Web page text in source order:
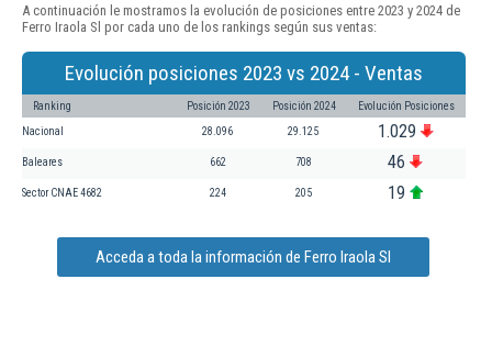
A continuación le mostramos la evolución de posiciones entre 2023 y 2024 de
Ferro Iraola Sl por cada uno de los rankings según sus ventas:
Evolución posiciones 2023 vs 2024 - Ventas
Ranking Posición 2023 Posición 2024 Evolución Posiciones
Nacional 28.096 29.125 1.029
Baleares 662 708 46
Sector CNAE 4682 224 205 19
Acceda a toda la información de Ferro Iraola Sl